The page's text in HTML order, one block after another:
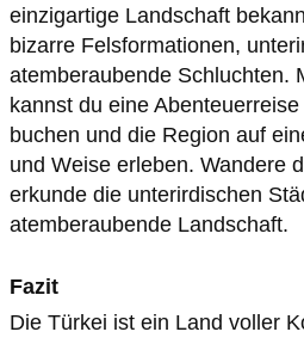
einzigartige Landschaft
bizarre Felsformationen,
atemberaubende Schluchten.
kannst du eine
buchen und die Region auf
und Weise erleben. Wandere
erkunde die unterirdischen
atemberaubende Landschaft.
Fazit
Die Türkei ist ein Land voller